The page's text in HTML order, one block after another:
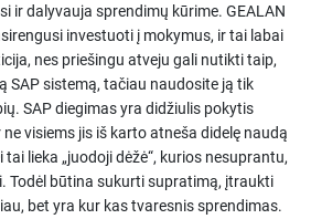
ir dalyvauja sprendimų kūrime. GEALAN
investuoti į mokymus, ir tai labai
nes priešingu atveju gali nutikti taip,
SAP sistemą, tačiau naudosite ją tik
SAP diegimas yra didžiulis pokytis
visiems jis iš karto atneša didelę naudą
lieka „juodoji dėžė“, kurios nesuprantu,
Todėl būtina sukurti supratimą, įtraukti
bet yra kur kas tvaresnis sprendimas.